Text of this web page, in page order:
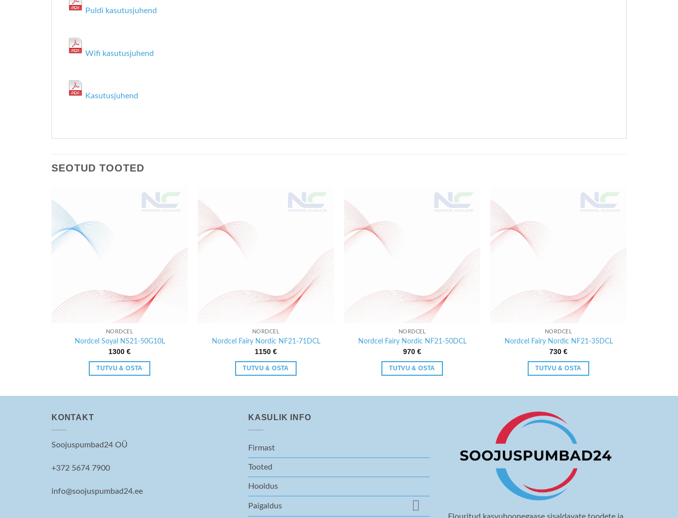
Puldi kasutusjuhend
Wifi kasutusjuhend
Kasutusjuhend
SEOTUD TOOTED
NORDCEL
Nordcel Soyal NS21-50G10L
1300 €
TUTVU & OSTA
NORDCEL
Nordcel Fairy Nordic NF21-71DCL
1150 €
TUTVU & OSTA
NORDCEL
Nordcel Fairy Nordic NF21-50DCL
970 €
TUTVU & OSTA
NORDCEL
Nordcel Fairy Nordic NF21-35DCL
730 €
TUTVU & OSTA
KONTAKT
Soojuspumbad24 OÜ
+372 5674 7900
info@soojuspumbad24.ee
KASULIK INFO
Firmast
Tooted
Hooldus
Paigaldus